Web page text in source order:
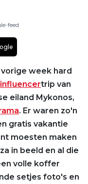
feed
week hard
influencertrip van
eiland Mykonos,
. Er waren zo'n
gratis vakantie
moesten maken
in beeld en al die
volle koffer
setjes foto's en